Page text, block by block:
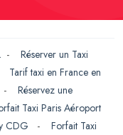
- Réserver un Taxi
Tarif taxi en France en
- Réservez une
Taxi Paris Aéroport
CDG - Forfait Taxi